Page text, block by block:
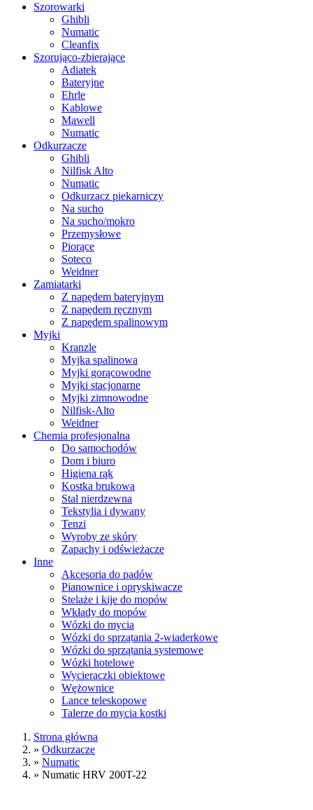
Szorowarki
Ghibli
Numatic
Cleanfix
Szorująco-zbierające
Adiatek
Bateryjne
Ehrle
Kablowe
Mawell
Numatic
Odkurzacze
Ghibli
Nilfisk Alto
Numatic
Odkurzacz piekarniczy
Na sucho
Na sucho/mokro
Przemysłowe
Piorące
Soteco
Weidner
Zamiatarki
Z napędem bateryjnym
Z napędem ręcznym
Z napędem spalinowym
Myjki
Kranzle
Myjka spalinowa
Myjki gorącowodne
Myjki stacjonarne
Myjki zimnowodne
Nilfisk-Alto
Weidner
Chemia profesjonalna
Do samochodów
Dom i biuro
Higiena rąk
Kostka brukowa
Stal nierdzewna
Tekstylia i dywany
Tenzi
Wyroby ze skóry
Zapachy i odświeżacze
Inne
Akcesoria do padów
Pianownice i opryskiwacze
Stelaże i kije do mopów
Wkłady do mopów
Wózki do mycia
Wózki do sprzątania 2-wiaderkowe
Wózki do sprzątania systemowe
Wózki hotelowe
Wycieraczki obiektowe
Wężownice
Lance teleskopowe
Talerze do mycia kostki
Strona główna
» Odkurzacze
» Numatic
» Numatic HRV 200T-22